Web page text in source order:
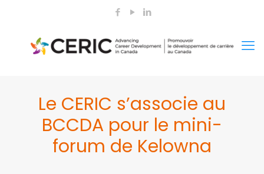
Le CERIC s’associe au
BCCDA pour le mini-
forum de Kelowna